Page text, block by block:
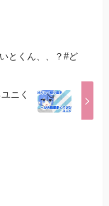
とくん、、？#ど
ニく